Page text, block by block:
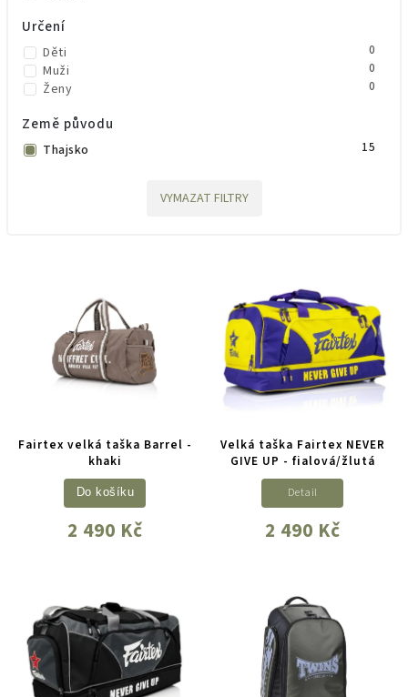
Určení
Děti 0
Muži 0
Ženy 0
Země původu
Thajsko 15
VYMAZAT FILTRY
Fairtex velká taška Barrel -
khaki
2 490 Kč
Do košíku
Velká taška Fairtex NEVER
GIVE UP - fialová/žlutá
2 490 Kč
Detail